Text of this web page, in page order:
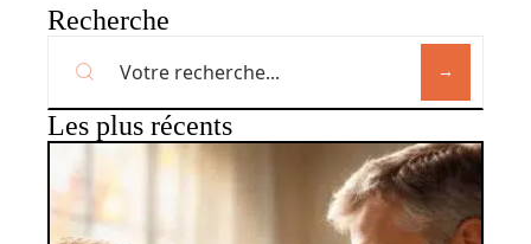
Recherche
Les plus récents